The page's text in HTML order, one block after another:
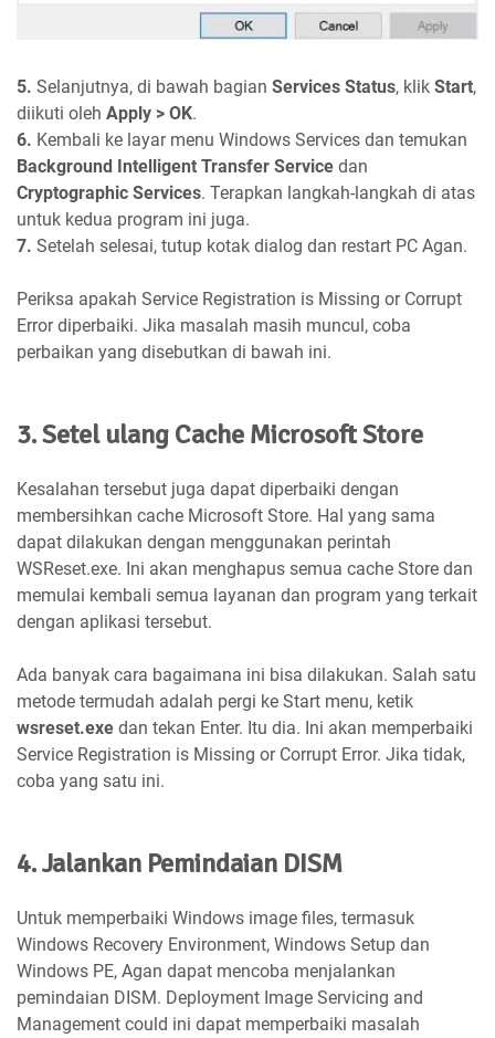
5. Selanjutnya, di bawah bagian Services Status, klik Start,
diikuti oleh Apply > OK.
6. Kembali ke layar menu Windows Services dan temukan
Background Intelligent Transfer Service dan
Cryptographic Services. Terapkan langkah-langkah di atas
untuk kedua program ini juga.
7. Setelah selesai, tutup kotak dialog dan restart PC Agan.
Periksa apakah Service Registration is Missing or Corrupt
Error diperbaiki. Jika masalah masih muncul, coba
perbaikan yang disebutkan di bawah ini.
3. Setel ulang Cache Microsoft Store
Kesalahan tersebut juga dapat diperbaiki dengan
membersihkan cache Microsoft Store. Hal yang sama
dapat dilakukan dengan menggunakan perintah
WSReset.exe. Ini akan menghapus semua cache Store dan
memulai kembali semua layanan dan program yang terkait
dengan aplikasi tersebut.
Ada banyak cara bagaimana ini bisa dilakukan. Salah satu
metode termudah adalah pergi ke Start menu, ketik
wsreset.exe dan tekan Enter. Itu dia. Ini akan memperbaiki
Service Registration is Missing or Corrupt Error. Jika tidak,
coba yang satu ini.
4. Jalankan Pemindaian DISM
Untuk memperbaiki Windows image files, termasuk
Windows Recovery Environment, Windows Setup dan
Windows PE, Agan dapat mencoba menjalankan
pemindaian DISM. Deployment Image Servicing and
Management could ini dapat memperbaiki masalah